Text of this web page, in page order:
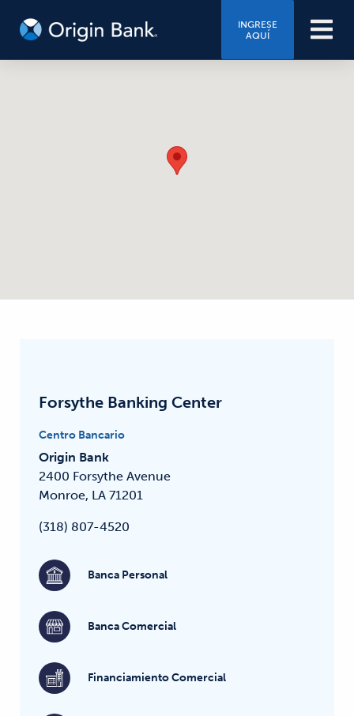
INGRESE
AQUÍ
Forsythe Banking Center
Centro Bancario
Origin Bank
2400 Forsythe Avenue
Monroe, LA 71201
(318) 807-4520
Banca Personal
Banca Comercial
Financiamiento Comercial